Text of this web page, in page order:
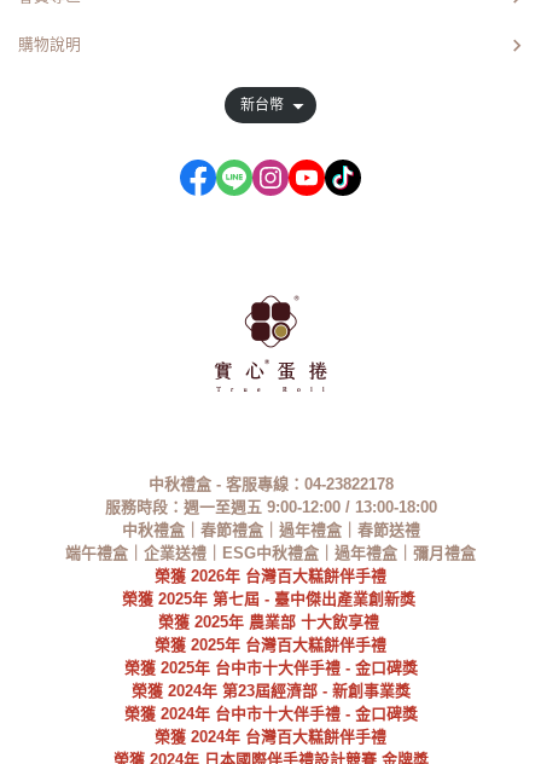
中秋禮盒 - 客服專線： 04-23822178
服務時段： 週一至週五 9:00-12:00 / 13:00-18:00
中秋禮盒｜春節禮盒｜過年禮盒｜春節送禮
端午禮盒｜企業送禮｜ESG中秋禮盒｜ 過年禮盒 ｜彌月禮盒
榮獲 2026年 台灣百大糕餅伴手禮
榮獲 2025年 第七屆 - 臺中傑出產業創新獎
榮獲 2025年 農業部 十大飲享禮
榮獲 2025年 台灣百大糕餅伴手禮
榮獲 2025年 台中市十大伴手禮 - 金口碑獎
榮獲 2024年 第23屆經濟部 - 新創事業獎
榮獲 2024年 台中市十大伴手禮 - 金口碑獎
榮獲 2024年 台灣百大糕餅伴手禮
榮獲 2024年 日本國際伴手禮設計競賽 金牌獎
購物說明
新台幣